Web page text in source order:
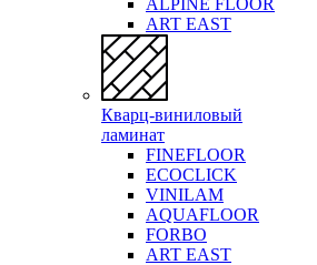
ALPINE FLOOR
ART EAST
Кварц-виниловый
ламинат
FINEFLOOR
ECOCLICK
VINILAM
AQUAFLOOR
FORBO
ART EAST